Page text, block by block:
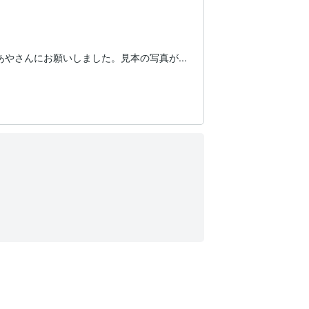
さんにお願いしました。見本の写真が...